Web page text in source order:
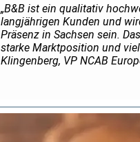
„B&B ist ein qualitativ
langjährigen Kunden und
Präsenz in Sachsen sein.
starke Marktposition und
Klingenberg, VP NCAB